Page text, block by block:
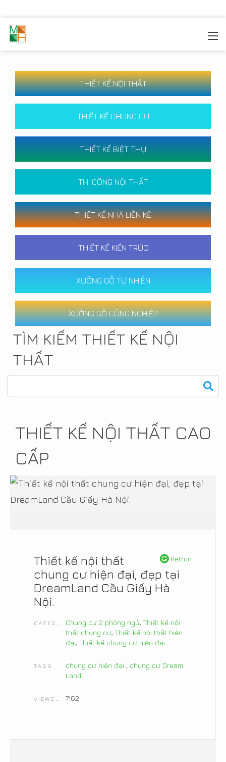
THIẾT KẾ NỘI THẤT
THIẾT KẾ CHUNG CƯ
THIẾT KẾ BIỆT THỰ
THI CÔNG NỘI THẤT
THIẾT KẾ NHÀ LIỀN KỀ
THIẾT KẾ KIẾN TRÚC
XƯỞNG GỖ TỰ NHIÊN
XƯỞNG GỖ CÔNG NGHIỆP
TÌM KIẾM THIẾT KẾ NỘI
THẤT
THIẾT KẾ NỘI THẤT CAO
CẤP
Retrun
Thiết kế nội thất
chung cư hiện đại, đẹp tại
DreamLand Cầu Giấy Hà
Nội.
Chung cư 2 phòng ngủ, Thiết kế nội
thất chung cư, Thiết kế nội thất hiện
đại, Thiết kế chung cư hiện đại
TAGS chung cư hiện đại , chung cư Dream
Land
7162